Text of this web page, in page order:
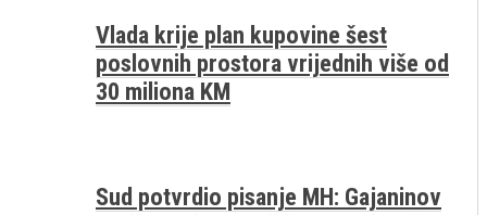
Vlada krije plan kupovine šest
poslovnih prostora vrijednih više od
30 miliona KM
Sud potvrdio pisanje MH: Gajaninov